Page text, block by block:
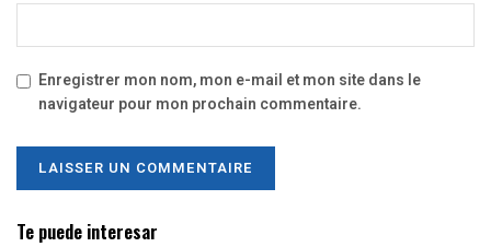
Enregistrer mon nom, mon e-mail et mon site dans le
navigateur pour mon prochain commentaire.
Te puede interesar